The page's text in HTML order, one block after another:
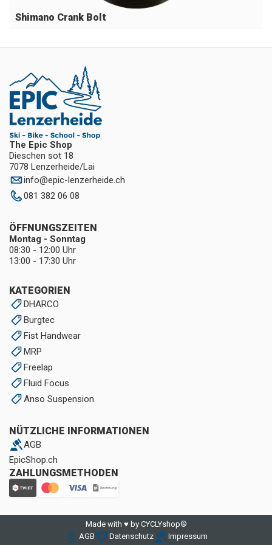
Shimano Crank Bolt
The Epic Shop
Dieschen sot 18
7078 Lenzerheide/Lai
info@epic-lenzerheide.ch
081 382 06 08
KATEGORIEN
DHARCO
Burgtec
Fist Handwear
MRP
Freelap
Fluid Focus
Anso Suspension
NÜTZLICHE INFORMATIONEN
AGB
EpicShop.ch
ZAHLUNGSMETHODEN
ÖFFNUNGSZEITEN
Montag - Sonntag
08:30 - 12:00 Uhr
13:00 - 17:30 Uhr
Made with ♥ by CYCLYshop®
AGB
Datenschutz Impressum